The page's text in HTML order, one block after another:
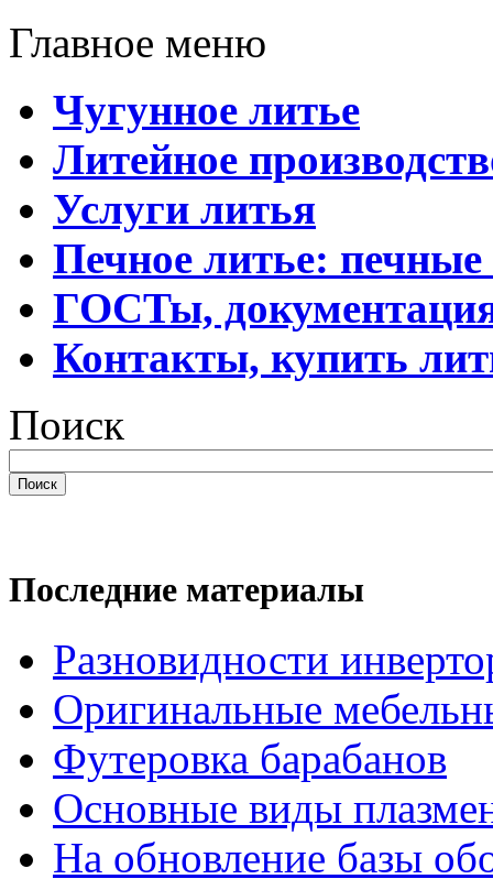
Главное меню
Чугунное литье
Литейное
Услуги литья
Печное литье:
ГОСТы,
Контакты, купить
Поиск
Поиск
Последние материалы
Разновидности
Оригинальные
Футеровка барабанов
Основные виды
На обновление базы